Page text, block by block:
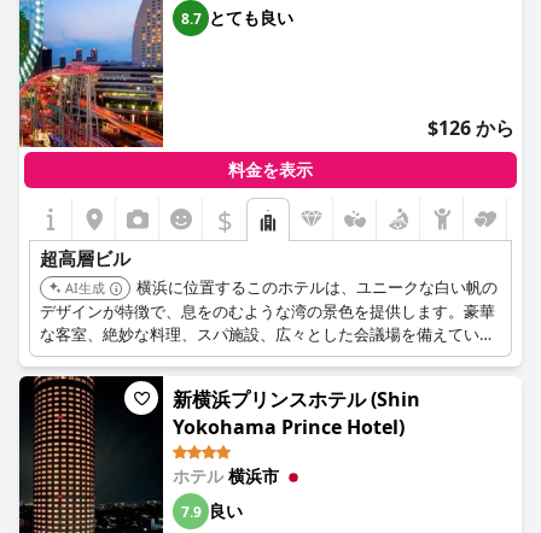
8.7 とても良い
$126 から
料金を表示
$
超高層ビル
AI生成
横浜に位置するこのホテルは、ユニークな白い帆の
デザインが特徴で、息をのむような湾の景色を提供します。豪華
な客室、絶妙な料理、スパ施設、広々とした会議場を備えていま
す。
新横浜プリンスホテル (Shin
Yokohama Prince Hotel)
ホテル横浜市
7.9 良い